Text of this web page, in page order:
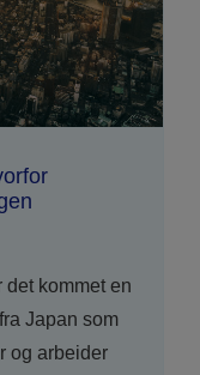
det kommet en
Japan som
og arbeider